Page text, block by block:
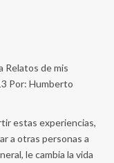
Relatos de mis
Por: Humberto
estas experiencias,
a otras personas a
le cambia la vida